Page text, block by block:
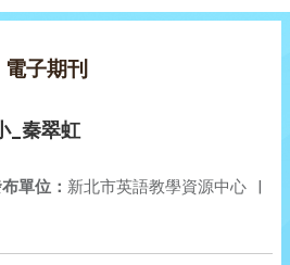
電子期刊
_秦翠虹
單位： 新北市英語教學資源中心 |